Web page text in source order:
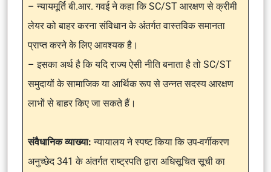
– न्यायमूर्ति बी.आर. गवई ने कहा कि SC/ST आरक्षण से क्रीमी
लेयर को बाहर करना संविधान के अंतर्गत वास्तविक समानता
प्राप्त करने के लिए आवश्यक है।
– इसका अर्थ है कि यदि राज्य ऐसी नीति बनाता है तो SC/ST
समुदायों के सामाजिक या आर्थिक रूप से उन्नत सदस्य आरक्षण
लाभों से बाहर किए जा सकते हैं।
संवैधानिक व्याख्या: न्यायालय ने स्पष्ट किया कि उप-वर्गीकरण
अनुच्छेद 341 के अंतर्गत राष्ट्रपति द्वारा अधिसूचित सूची का